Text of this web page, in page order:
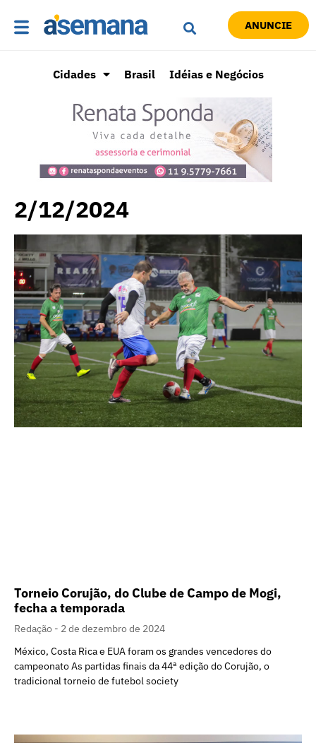
ANUNCIE
Cidades Brasil Idéias e Negócios
2/12/2024
Torneio Corujão, do Clube de Campo de Mogi,
fecha a temporada
Redação
2 de dezembro de 2024
México, Costa Rica e EUA foram os grandes vencedores do
campeonato As partidas finais da 44ª edição do Corujão, o
tradicional torneio de futebol society